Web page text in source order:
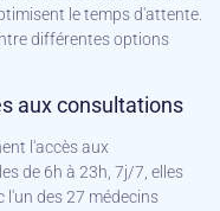
le temps d'attente.
différentes options
aux consultations
l'accès aux
de 6h à 23h, 7j/7, elles
l'un des 27 médecins